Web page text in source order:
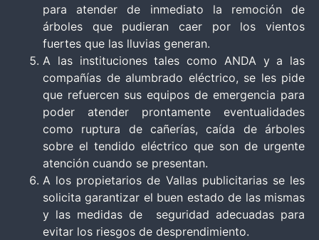
para atender de inmediato la remoción de
árboles que pudieran caer por los vientos
fuertes que las lluvias generan.
A las instituciones tales como ANDA y a las
compañías de alumbrado eléctrico, se les pide
que refuercen sus equipos de emergencia para
poder atender prontamente eventualidades
como ruptura de cañerías, caída de árboles
sobre el tendido eléctrico que son de urgente
atención cuando se presentan.
A los propietarios de Vallas publicitarias se les
solicita garantizar el buen estado de las mismas
y las medidas de seguridad adecuadas para
evitar los riesgos de desprendimiento.